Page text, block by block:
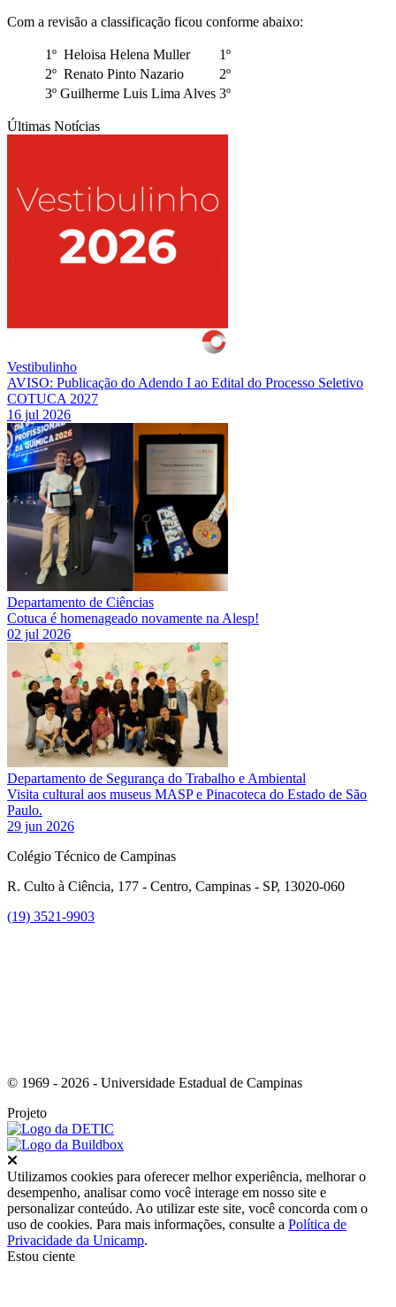
Com a revisão a classificação ficou conforme abaixo:
1º Heloisa Helena Muller
1º
2º Renato Pinto Nazario
2º
3º Guilherme Luis Lima Alves 3º
Últimas Notícias
Vestibulinho
AVISO: Publicação do Adendo I ao Edital do Processo Seletivo
COTUCA 2027
16 jul 2026
Departamento de Ciências
Cotuca é homenageado novamente na Alesp!
02 jul 2026
Departamento de Segurança do Trabalho e Ambiental
Visita cultural aos museus MASP e Pinacoteca do Estado de São
Paulo.
29 jun 2026
Colégio Técnico de Campinas
R. Culto à Ciência, 177 - Centro, Campinas - SP, 13020-060
(19) 3521-9903
© 1969 - 2026 - Universidade Estadual de Campinas
Projeto
Utilizamos cookies para oferecer melhor experiência, melhorar o
desempenho, analisar como você interage em nosso site e
personalizar conteúdo. Ao utilizar este site, você concorda com o
uso de cookies. Para mais informações, consulte a Política de
Privacidade da Unicamp.
Estou ciente